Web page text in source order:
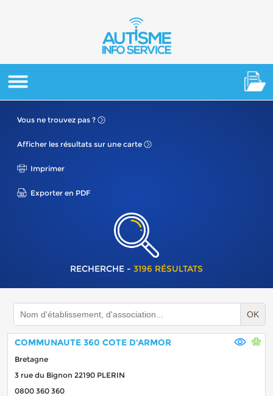
Vous ne trouvez pas ?
Afficher les résultats sur une carte
Imprimer
Exporter en PDF
RECHERCHE - 3196 RÉSULTATS
OK
COMMUNAUTE 360 COTE D'ARMOR
Bretagne
3 rue du Bignon 22190 PLERIN
0800 360 360